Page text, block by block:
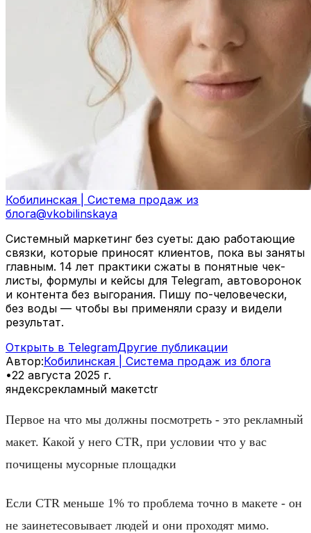
Кобилинская | Система продаж из
блога@vkobilinskaya
Системный маркетинг без суеты: даю работающие
связки, которые приносят клиентов, пока вы заняты
главным. 14 лет практики сжаты в понятные чек-
листы, формулы и кейсы для Telegram, автоворонок
и контента без выгорания. Пишу по-человечески,
без воды — чтобы вы применяли сразу и видели
результат.
Открыть в TelegramДругие публикации
Автор:Кобилинская | Система продаж из блога
•22 августа 2025 г.
яндексрекламный макетctr
Первое на что мы должны посмотреть - это рекламный
макет. Какой у него CTR, при условии что у вас
почищены мусорные площадки
Если CTR меньше 1% то проблема точно в макете - он
не заинетесовывает людей и они проходят мимо.